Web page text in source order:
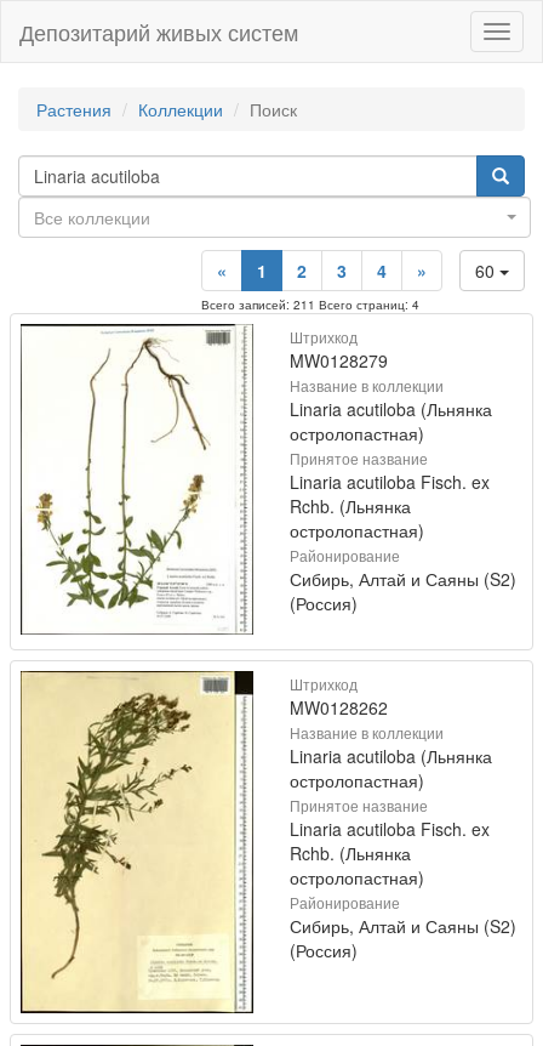
Депозитарий живых систем
Растения Коллекции Поиск
Все коллекции
60
« 1 2 3 4 »
Всего записей: 211 Всего страниц: 4
Штрихкод
MW0128279
Название в коллекции
Linaria acutiloba (Льнянка
остролопастная)
Принятое название
Linaria acutiloba Fisch. ex
Rchb. (Льнянка
остролопастная)
Районирование
Сибирь, Алтай и Саяны (S2)
(Россия)
Штрихкод
MW0128262
Название в коллекции
Linaria acutiloba (Льнянка
остролопастная)
Принятое название
Linaria acutiloba Fisch. ex
Rchb. (Льнянка
остролопастная)
Районирование
Сибирь, Алтай и Саяны (S2)
(Россия)